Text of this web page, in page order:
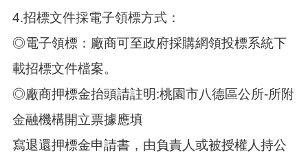
4.招標文件採電子領標方式：
◎電子領標：廠商可至政府採購網領投標系統下
載招標文件檔案。
◎廠商押標金抬頭請註明:桃園市八德區公所-所附
金融機構開立票據應填
寫退還押標金申請書，由負責人或被授權人持公